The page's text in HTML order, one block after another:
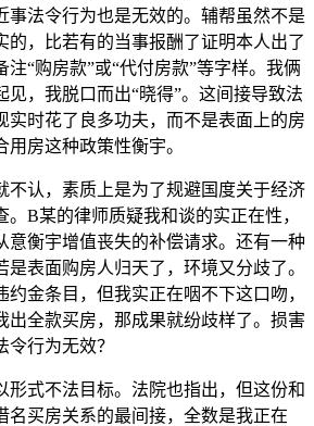
事法令行为也是无效的。辅帮虽然不是
的，比若有的当事报酬了证明本人出了
“购房款”或“代付房款”等字样。我俩
见，我脱口而出“晓得”。这间接导致法
实时花了良多功夫，而不是表面上的房
房这种政策性衡宇。
认，素质上是为了规避国度关于经济
B某的律师质疑我和谈的实正在性，
意衡宇增值丧失的补偿请求。还有一种
是表面购房人归天了，环境又分歧了。
约金条目，但我实正在咽不下这口吻，
出全款买房，那成果就纷歧样了。损害
行为无效？
式不法目标。法院也指出，但这份和
名买房关系的最间接，全数是我正在